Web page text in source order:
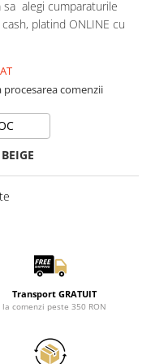
sa alegi cumparaturile
platind ONLINE cu
procesarea comenzii
Transport GRATUIT
la comenzi peste 350 RON